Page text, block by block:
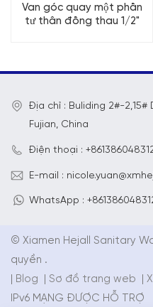
Van góc quay một phần
tư thân đồng thau 1/2"
Địa chỉ : Buliding 2#-2,15#
Fujian, China
Điện thoại :
E-mail :
WhatsApp :
© Xiamen Hejall Sanitary
quyền .
Blog Sơ đồ trang web
IPv6 MẠNG ĐƯỢC HỖ TRỢ